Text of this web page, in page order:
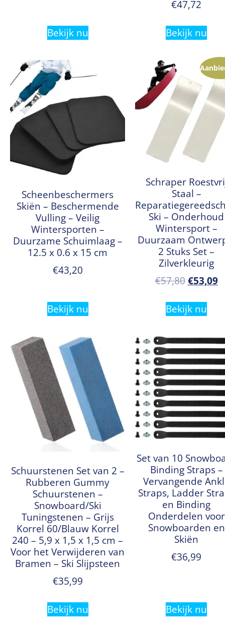
Bekijk nu
€47,72
Bekijk nu
Scheenbeschermers
Skiën – Beschermende
Vulling – Veilig
Wintersporten –
Duurzame Schuimlaag –
12.5 x 0.6 x 15 cm
€43,20
Bekijk nu
Schraper
Staal –
Ski – Onderhoud
Wintersport –
Duurzaam
2 Stuks Set –
Zilverkleurig
€57,80 €53,09
Bekijk nu
Schuurstenen Set van 2 –
Rubberen Gummy
Schuurstenen –
Snowboard/Ski
Tuningstenen – Grijs
Korrel 60/Blauw Korrel
240 – 5,9 x 1,5 x 1,5 cm –
Voor het Verwijderen van
Bramen – Ski Slijpsteen
€35,99
Bekijk nu
Set van 10
Binding Straps –
Vervangende
Straps, Ladder
en Binding
Onderdelen voor
Snowboarden en
Skiën
€36,99
Bekijk nu